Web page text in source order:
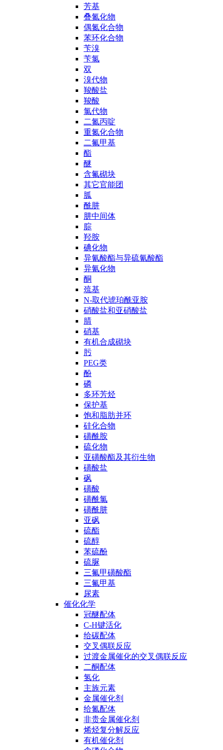
芳基
叠氮化物
偶氮化合物
苯环化合物
苄溴
苄氯
双
溴代物
羧酸盐
羧酸
氯代物
二氮丙啶
重氮化合物
二氟甲基
酯
醚
含氟砌块
其它官能团
胍
酰肼
肼中间体
腙
羟胺
碘化物
异氰酸酯与异硫氰酸酯
异氰化物
酮
巯基
N-取代琥珀酰亚胺
硝酸盐和亚硝酸盐
腈
硝基
有机合成砌块
肟
PEG类
酚
磷
多环芳烃
保护基
饱和脂肪并环
硅化合物
磺酰胺
硫化物
亚磺酸酯及其衍生物
磺酸盐
砜
磺酸
磺酰氯
磺酰肼
亚砜
硫酯
硫醇
苯硫酚
硫脲
三氟甲磺酸酯
三氟甲基
尿素
催化化学
冠醚配体
C-H键活化
给碳配体
交叉偶联反应
过渡金属催化的交叉偶联反应
二酮配体
氢化
主族元素
金属催化剂
给氮配体
非贵金属催化剂
烯烃复分解反应
有机催化剂